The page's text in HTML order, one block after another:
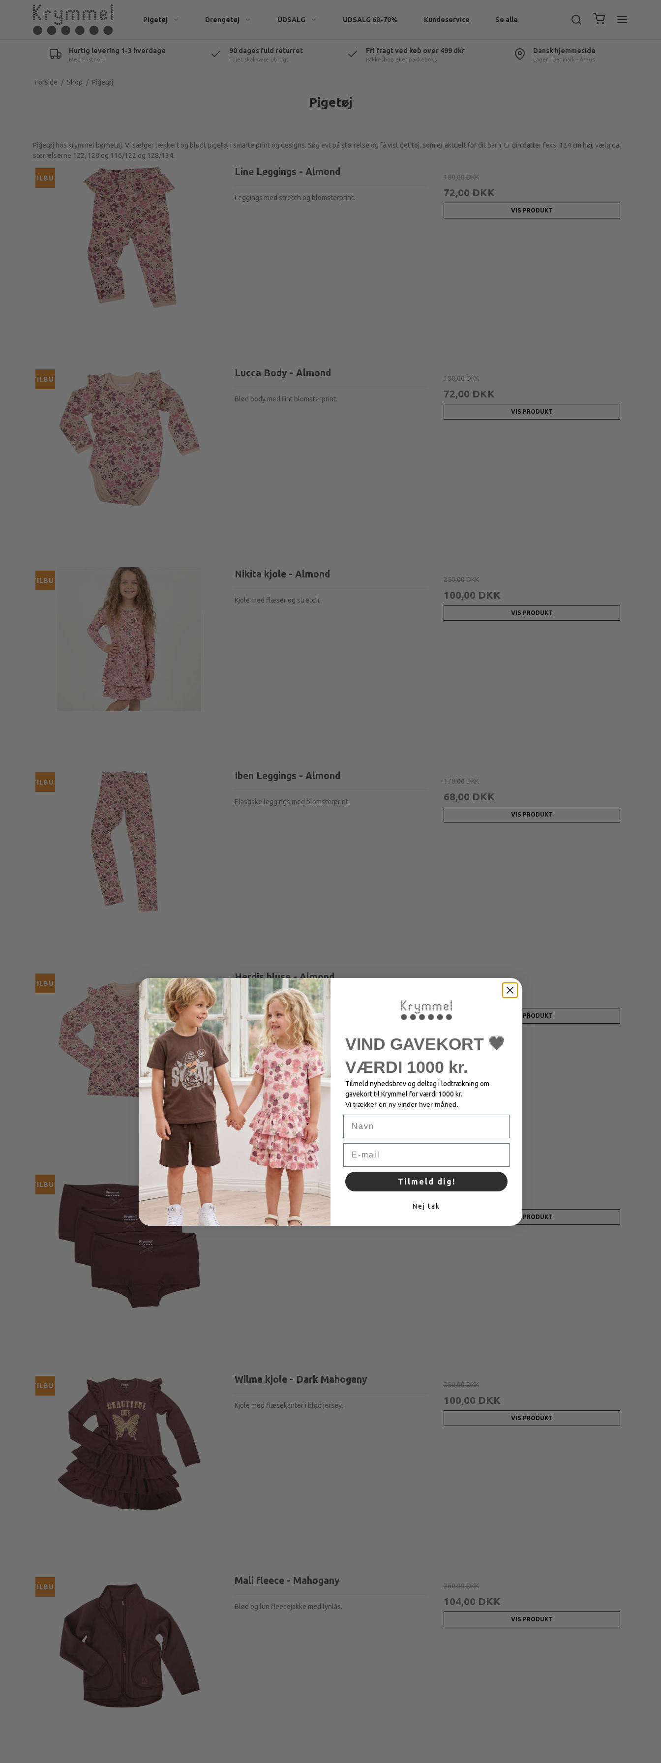
Pigetøj
Body & overdele 68-92
Underdele 68-92
Toppe og T-shirts
Bukser til piger
Jakker & regntøj
Undertøj
Strømpebukser & tilbehør
Drengetøj
Body & overdele 68-98
Underdele 68-92
Bluser og sweatshirts
Fleece & overtøj
UDSALG UDSALG 60-70% Kundeservice Se alle
Hurtig levering 1-3 hverdage
Med Postnord
90 dages fuld returret
Tøjet skal være ubrugt
Fri fragt ved køb over 499 dkr
Pakkeshop eller pakkeboks
Dansk hjemmeside
Lager i Danmark - Århus
Forside / Shop / Pigetøj
Pigetøj
Pigetøj hos krymmel børnetøj. Vi sælger lækkert og blødt pigetøj i smarte print og designs. Søg evt på størrelse og få vist det tøj, som er aktuelt for dit barn. Er din datter feks. 124 cm høj, vælg da
størrelserne 122, 128 og 116/122 og 128/134.
TILBUD
Line Leggings - Almond
Leggings med stretch og blomsterprint.
180,00 DKK
72,00 DKK
VIS PRODUKT
TILBUD
Lucca Body - Almond
Blød body med fint blomsterprint.
180,00 DKK
72,00 DKK
VIS PRODUKT
TILBUD
Nikita kjole - Almond
Kjole med flæser og stretch.
250,00 DKK
100,00 DKK
VIS PRODUKT
TILBUD
Iben Leggings - Almond
Elastiske leggings med blomsterprint.
170,00 DKK
68,00 DKK
VIS PRODUKT
TILBUD
Herdis bluse - Almond
Bluse med stretch og økologisk bomuld. 72,00 DKK
VIS PRODUKT
TILBUD
Tukka Underbukser - Dark Mahogany
Pakke med 3 par trusser.
130,00 DKK
VIS PRODUKT
TILBUD
Wilma kjole - Dark Mahogany
Kjole med flæsekanter i blød jersey.
250,00 DKK
100,00 DKK
VIS PRODUKT
TILBUD
Mali fleece - Mahogany
Blød og lun fleecejakke med lynlås.
260,00 DKK
104,00 DKK
VIS PRODUKT
VIND GAVEKORT 🖤
VÆRDI 1000 kr.
Tilmeld nyhedsbrev og deltag i lodtrækning om
gavekort til Krymmel for værdi 1000 kr.
Vi trækker en ny vinder hver måned.
Tilmeld dig!
Nej tak